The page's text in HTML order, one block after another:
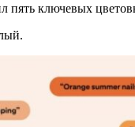
пять ключевых